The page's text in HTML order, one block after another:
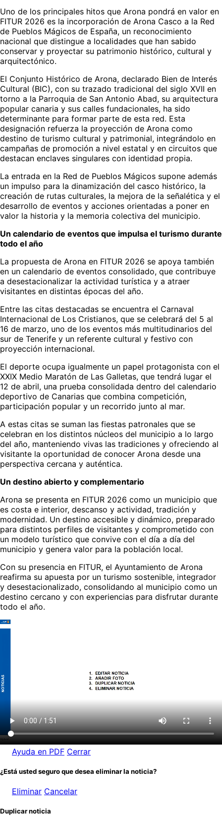
Uno de los principales hitos que Arona pondrá en valor en
FITUR 2026 es la incorporación de Arona Casco a la Red
de Pueblos Mágicos de España, un reconocimiento
nacional que distingue a localidades que han sabido
conservar y proyectar su patrimonio histórico, cultural y
arquitectónico.
El Conjunto Histórico de Arona, declarado Bien de Interés
Cultural (BIC), con su trazado tradicional del siglo XVII en
torno a la Parroquia de San Antonio Abad, su arquitectura
popular canaria y sus calles fundacionales, ha sido
determinante para formar parte de esta red. Esta
designación refuerza la proyección de Arona como
destino de turismo cultural y patrimonial, integrándolo en
campañas de promoción a nivel estatal y en circuitos que
destacan enclaves singulares con identidad propia.
La entrada en la Red de Pueblos Mágicos supone además
un impulso para la dinamización del casco histórico, la
creación de rutas culturales, la mejora de la señalética y el
desarrollo de eventos y acciones orientadas a poner en
valor la historia y la memoria colectiva del municipio.
Un calendario de eventos que impulsa el turismo durante
todo el año
La propuesta de Arona en FITUR 2026 se apoya también
en un calendario de eventos consolidado, que contribuye
a desestacionalizar la actividad turística y a atraer
visitantes en distintas épocas del año.
Entre las citas destacadas se encuentra el Carnaval
Internacional de Los Cristianos, que se celebrará del 5 al
16 de marzo, uno de los eventos más multitudinarios del
sur de Tenerife y un referente cultural y festivo con
proyección internacional.
El deporte ocupa igualmente un papel protagonista con el
XXIX Medio Maratón de Las Galletas, que tendrá lugar el
12 de abril, una prueba consolidada dentro del calendario
deportivo de Canarias que combina competición,
participación popular y un recorrido junto al mar.
A estas citas se suman las fiestas patronales que se
celebran en los distintos núcleos del municipio a lo largo
del año, manteniendo vivas las tradiciones y ofreciendo al
visitante la oportunidad de conocer Arona desde una
perspectiva cercana y auténtica.
Un destino abierto y complementario
Arona se presenta en FITUR 2026 como un municipio que
es costa e interior, descanso y actividad, tradición y
modernidad. Un destino accesible y dinámico, preparado
para distintos perfiles de visitantes y comprometido con
un modelo turístico que convive con el día a día del
municipio y genera valor para la población local.
Con su presencia en FITUR, el Ayuntamiento de Arona
reafirma su apuesta por un turismo sostenible, integrador
y desestacionalizado, consolidando al municipio como un
destino cercano y con experiencias para disfrutar durante
todo el año.
Ayuda en PDF Cerrar
¿Está usted seguro que desea eliminar la noticia?
Eliminar Cancelar
Duplicar noticia